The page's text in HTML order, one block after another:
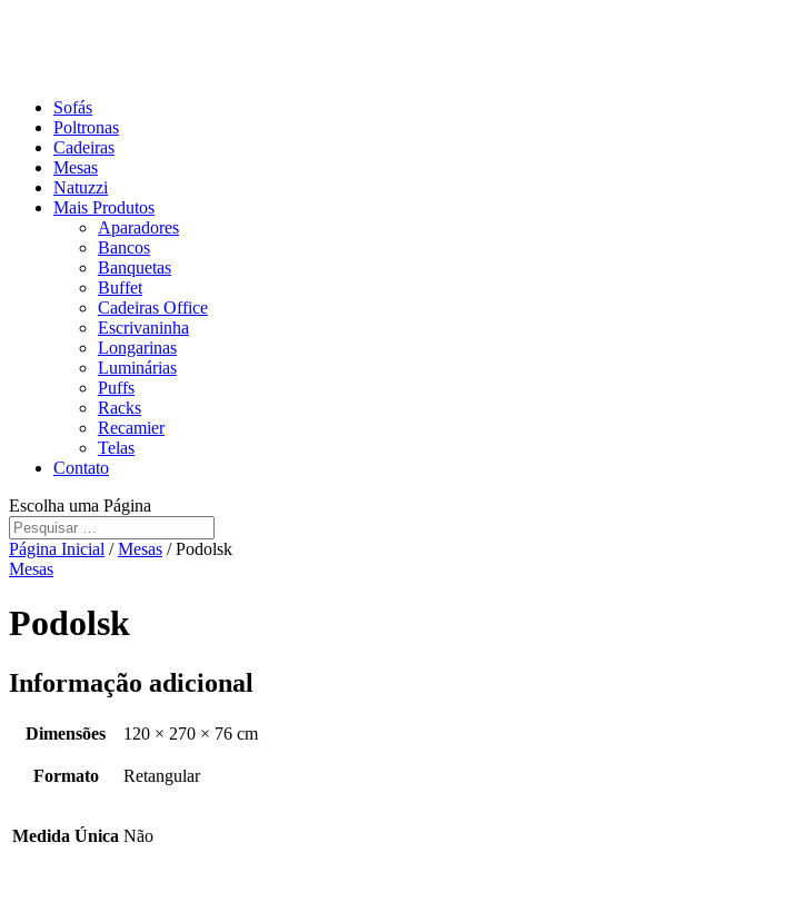
Sofás
Poltronas
Cadeiras
Mesas
Natuzzi
Mais Produtos
Aparadores
Bancos
Banquetas
Buffet
Cadeiras Office
Escrivaninha
Longarinas
Luminárias
Puffs
Racks
Recamier
Telas
Contato
Escolha uma Página
Página Inicial /Mesas / Podolsk
Mesas
Podolsk
Informação adicional
Dimensões 120 × 270 × 76 cm
Formato Retangular
Medida Única Não